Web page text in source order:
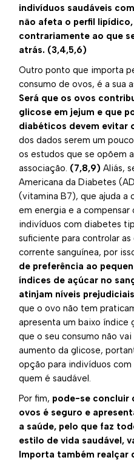
indivíduos saudáveis
não afeta o perfil
contrariamente ao que
atrás. (3,4,5,6)
Outro ponto que importa
consumo de ovos, é a sua
Será que os ovos
glicose em jejum e que
diabéticos devem evitar
dos dados serem um
os estudos que se opõem
associação. (7,8,9)Aliás,
Americana da Diabetes
(vitamina B7), que ajuda a
em energia e a
indivíduos com diabetes
suficiente para controlar
corrente sanguínea, por
de preferência ao
índices de açúcar no
atinjam níveis
que o ovo não tem
apresenta um baixo índice
que o seu consumo não
aumento da glicose,
opção para indivíduos
quem é saudável.
Por fim, pode-se concluir
ovos é seguro e
a saúde, pelo que faz
estilo de vida saudável,
Importa também realçar